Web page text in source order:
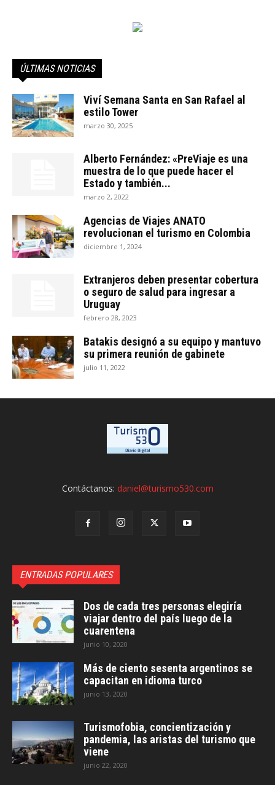
ÚLTIMAS NOTICIAS
Viví Semana Santa en San Rafael al
estilo Tower
marzo 30, 2025
Alberto Fernández: «PreViaje es una
muestra de lo que puede hacer el
Estado y también...
marzo 2, 2022
Agencias de Viajes ANATO
revolucionan el turismo en Colombia
diciembre 1, 2024
Extranjeros deben presentar cobertura
o seguro de salud para ingresar a
Uruguay
febrero 28, 2023
Batakis designó a su equipo y mantuvo
su primera reunión de gabinete
julio 11, 2022
Contáctanos: daniel@turismo530.com
ENTRADAS POPULARES
Dos de cada tres personas elegiría
viajar dentro del país luego de la
cuarentena
junio 10, 2020
Más de ciento sesenta argentinos se
capacitan en idioma turco
junio 13, 2020
Turismofobia, concientización y
pandemia, las aristas del turismo que
viene
junio 22, 2020